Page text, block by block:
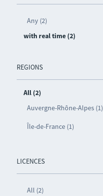
Any (2)
with real time (2)
REGIONS
All (2)
Auvergne-Rhône-Alpes (1)
Île-de-France (1)
LICENCES
All (2)